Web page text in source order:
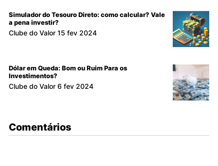
Simulador do Tesouro Direto: como calcular? Vale
a pena investir?
Clube do Valor 15 fev 2024
Dólar em Queda: Bom ou Ruim Para os
Investimentos?
Clube do Valor 6 fev 2024
Comentários